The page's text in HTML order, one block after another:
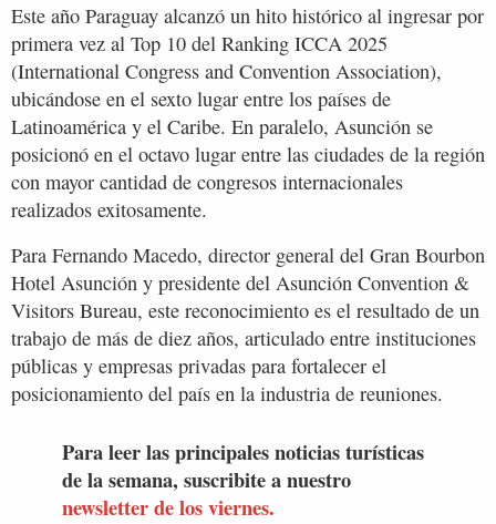
Este año Paraguay alcanzó un hito histórico al ingresar por
primera vez al Top 10 del Ranking ICCA 2025
(International Congress and Convention Association),
ubicándose en el sexto lugar entre los países de
Latinoamérica y el Caribe. En paralelo, Asunción se
posicionó en el octavo lugar entre las ciudades de la región
con mayor cantidad de congresos internacionales
realizados exitosamente.
Para Fernando Macedo, director general del Gran Bourbon
Hotel Asunción y presidente del Asunción Convention &
Visitors Bureau, este reconocimiento es el resultado de un
trabajo de más de diez años, articulado entre instituciones
públicas y empresas privadas para fortalecer el
posicionamiento del país en la industria de reuniones.
Para leer las principales noticias turísticas
de la semana, suscribite a nuestro
newsletter de los viernes.